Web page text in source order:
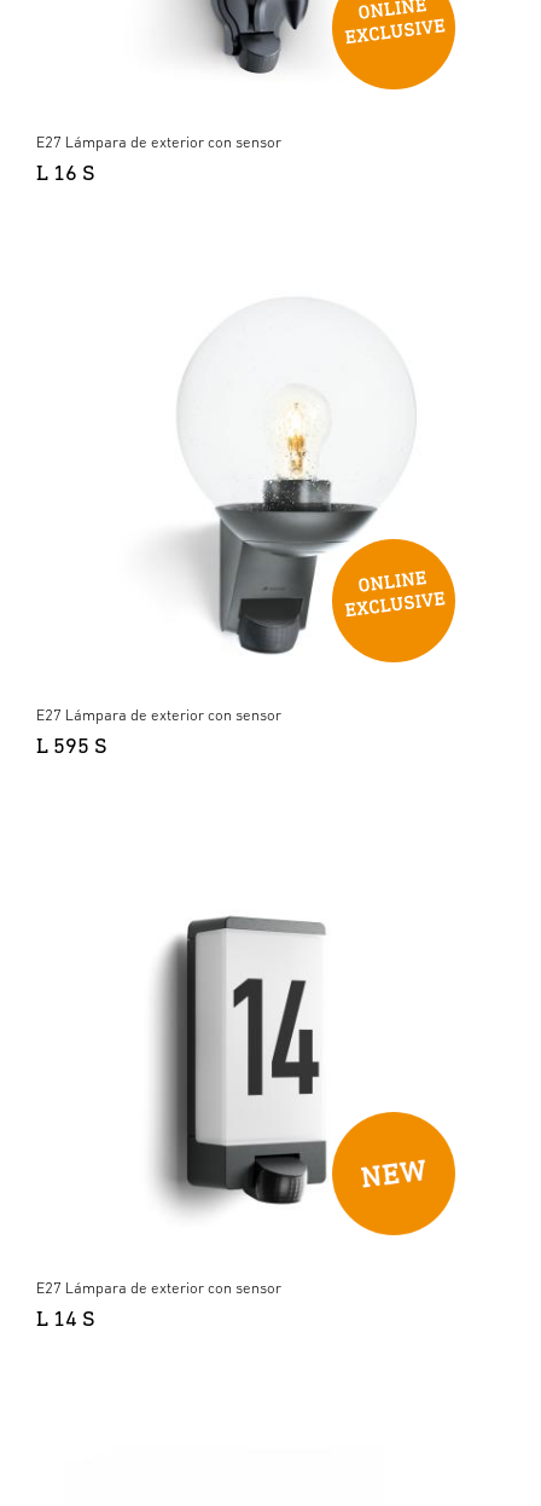
E27 Lámpara de exterior con sensor
L 16 S
E27 Lámpara de exterior con sensor
L 595 S
E27 Lámpara de exterior con sensor
L 14 S